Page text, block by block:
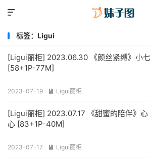

标签：Ligui
[Ligui丽柜] 2023.06.30 《颜丝紧缚》小七
[58+1P-77M]
2023-07-19  Ligui丽柜
[Ligui丽柜] 2023.07.17 《甜蜜的陪伴》心
心 [83+1P-40M]
2023-07-17  Ligui丽柜